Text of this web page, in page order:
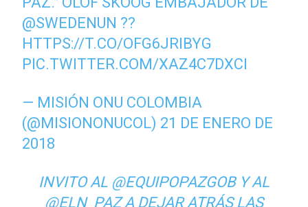
@SWEDENUN ??
HTTPS://T.CO/OFG6JRIBYG
PIC.TWITTER.COM/XAZ4C7DXCI
— MISIÓN ONU COLOMBIA
(@MISIONONUCOL) 21 DE ENERO DE
2018
INVITO AL @EQUIPOPAZGOBY AL
@ELN_PAZA DEJAR ATRÁS LAS